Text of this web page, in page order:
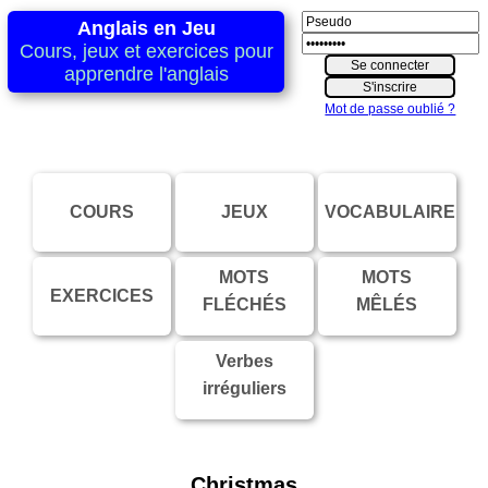
Anglais en Jeu
Cours, jeux et exercices pour
apprendre l'anglais
Mot de passe oublié ?
COURS JEUX VOCABULAIRE
EXERCICES
MOTS
FLÉCHÉS
MOTS
MÊLÉS
Verbes
irréguliers